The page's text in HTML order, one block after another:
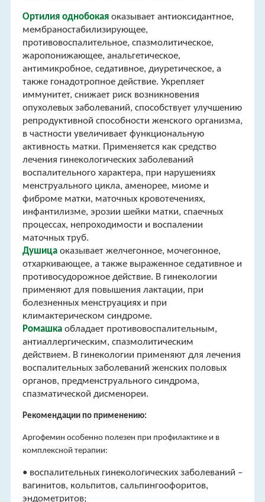
Ортилия однобокаяоказывает антиоксидантное,
мембраностабилизирующее,
противовоспалительное, спазмолитическое,
жаропонижающее, анальгетическое,
антимикробное, седативное, диуретическое, а
также гонадотропное действие. Укрепляет
иммунитет, снижает риск возникновения
опухолевых заболеваний, способствует улучшению
репродуктивной способности женского организма,
в частности увеличивает функциональную
активность матки. Применяется как средство
лечения гинекологических заболеваний
воспалительного характера, при нарушениях
менструального цикла, аменорее, миоме и
фиброме матки, маточных кровотечениях,
инфантилизме, эрозии шейки матки, спаечных
процессах, непроходимости и воспалении
маточных труб.
Душицаоказывает желчегонное, мочегонное,
отхаркивающее, а также выраженное седативное и
противосудорожное действие. В гинекологии
применяют для повышения лактации, при
болезненных менструациях и при
климактерическом синдроме.
Ромашка обладает противовоспалительным,
антиаллергическим, спазмолитическим
действием. В гинекологии применяют для лечения
воспалительных заболеваний женских половых
органов, предменструального синдрома,
спазматической дисменореи.
Рекомендации по применению:
Аргофемин особенно полезен при профилактике и в
комплексной терапии:
• воспалительных гинекологических заболеваний –
вагинитов, кольпитов, сальпингоофоритов,
эндометритов;